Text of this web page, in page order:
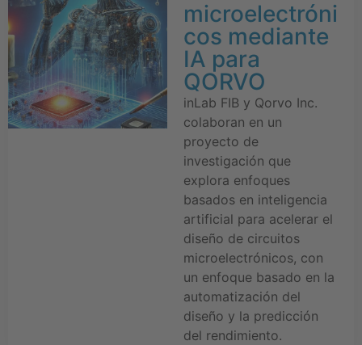
microelectróni
cos mediante
IA para
QORVO
inLab FIB y Qorvo Inc.
colaboran en un
proyecto de
investigación que
explora enfoques
basados en inteligencia
artificial para acelerar el
diseño de circuitos
microelectrónicos, con
un enfoque basado en la
automatización del
diseño y la predicción
del rendimiento.